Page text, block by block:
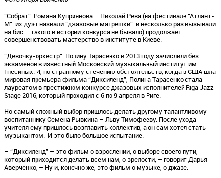
“Собрат” Романа Куприянова – Николай Рева (на фестивале “Атлант-
М” их дуэт назвали “джазовые матрешки” и несколько раз вызывали
на бис – такого в истории конкурса не бывало) продолжает
совершенствовать мастерство в институте в Киеве.
“Девочку-оркестр” Полину Тарасенко в 2013 году зачислили без
экзаменов в известный Московский музыкальный институт им.
Гнесиных. И, по странному стечению обстоятельств, когда в США шла
мировая премьера фильма “Диксиленд”, Полина Тарасенко стала
лауреатом в престижном конкурсе джазовых исполнителей Riga Jazz
Stage 2016, который проходил с 6 по 9 апреля в Риге.
Но самый сложный выбор пришлось делать другому талантливому
воспитаннику Семена Рывкина – Льву Тимофееву. После ухода
учителя ему пришлось возглавить коллектив, а он сам хотел стать
музыкантом. И это было большое испытание.
– “Диксиленд” – это фильм о взрослении, о выборе своего пути,
который приходится делать всем нам, о зрелости, – говорит Дарья
Аверченко, – Ну и, конечно же, это фильм о музыке, о джазе.